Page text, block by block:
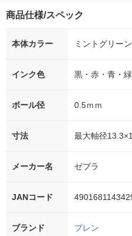
商品仕様/スペック
本体カラー ミントグリーン
インク色 黒・赤・青・
ボール径 0.5ｍｍ
寸法 最大軸径
メーカー名 ゼブラ
JANコード
ブランド ブレン